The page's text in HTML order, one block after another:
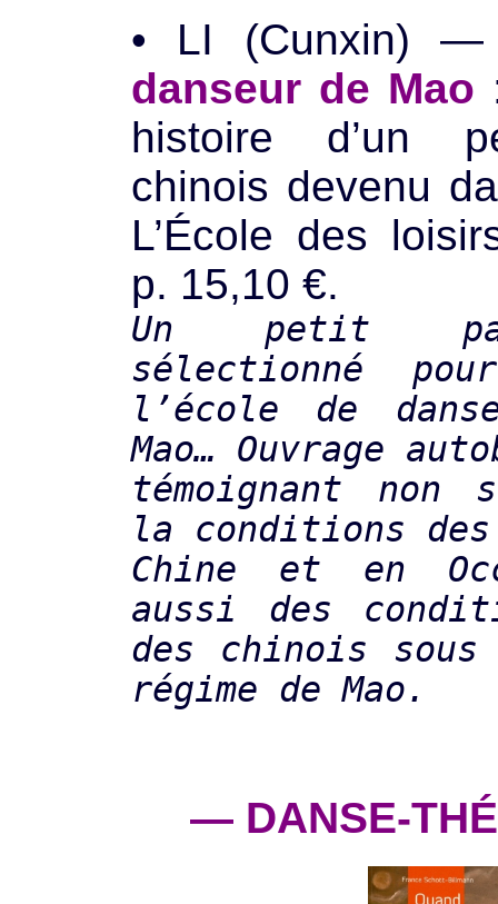
• LI (Cunxin)
danseur de Mao
histoire d’un
chinois devenu
L’École des
p. 15,10 €.
Un petit
sélectionné
l’école de
Mao… Ouvrage
témoignant non
la conditions des
Chine et en
aussi des
des chinois
régime de Mao.
— DANSE-